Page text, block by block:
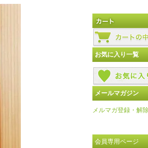
お気に入り一覧
メールマガジン
メルマガ登録・解
会員専用ページ